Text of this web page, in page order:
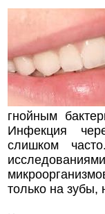
гнойным
Инфекция
слишком
только на зубы,